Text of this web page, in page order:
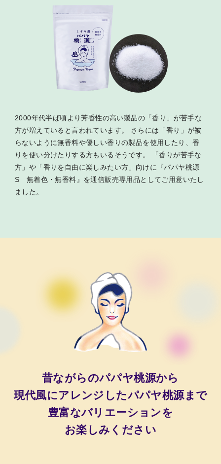
2000年代半ば頃より芳香性の高い製品の「香り」が苦手な
方が増えていると言われています。 さらには「香り」が被
らないように無香料や優しい香りの製品を使用したり、香
りを使い分けたりする方もいるそうです。 「香りが苦手な
方」や「香りを自由に楽しみたい方」向けに『パパヤ桃源
S 無着色・無香料』を通信販売専用品としてご用意いたし
ました。
昔ながらのパパヤ桃源から
現代風にアレンジしたパパヤ桃源まで
豊富なバリエーションを
お楽しみください